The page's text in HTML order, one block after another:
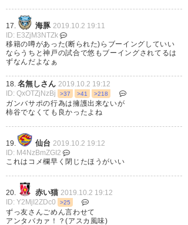
17. 海豚 2019.10.2 19:11
ID: E3ZjM3NTZk
移籍の噂があった(断られた)らブーイングしていい
ならうちと神戸の試合で悠もブーイングされてるは
ずなんだよなぁ
18. 名無しさん 2019.10.2 19:12
ID: QxOTZjNzBj
>37 >41 >218
ガンバサポの行為は擁護出来ないが
柿谷でなくても良かったよね
19. 仙台 2019.10.2 19:12
ID: M4NzBmZGI2
これはコメ欄早く閉じたほうがいい
20. 赤い猫 2019.10.2 19:12
ID: Y2MjI2ZDc0
>25
ずっ友さんごめん言わせて
アンタバカァ！？(アスカ風味)